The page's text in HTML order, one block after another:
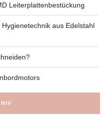
Leiterplattenbestückung
aus Edelstahl